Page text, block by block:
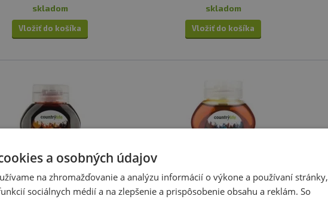
skladom
Vložiť do košíka
skladom
Vložiť do košíka
a osobných údajov
na zhromažďovanie a analýzu informácií o výkone a používaní stránky,
sociálnych médií a na zlepšenie a prispôsobenie obsahu a reklám. So